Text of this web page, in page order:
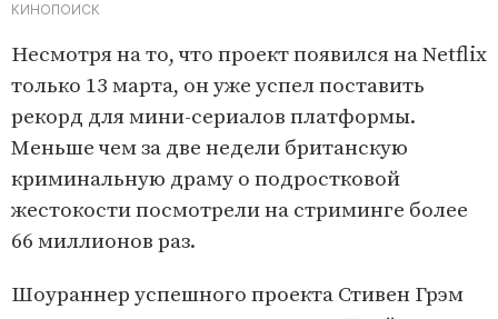
КИНОПОИСК
Несмотря на то, что проект появился на Netflix
только 13 марта, он уже успел поставить
рекорд для мини-сериалов платформы.
Меньше чем за две недели британскую
криминальную драму о подростковой
жестокости посмотрели на стриминге более
66 миллионов раз.
Шоураннер успешного проекта Стивен Грэм